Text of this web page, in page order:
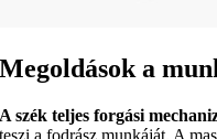
Megoldások a
A szék teljes forgási